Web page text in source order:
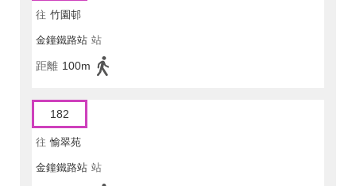
往 竹園邨
金鐘鐵路站 站
距離 100m
182
往 愉翠苑
金鐘鐵路站 站